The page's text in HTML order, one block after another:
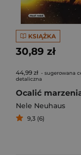
KSIĄŻKA
30,89 zł
44,99 zł - sugerowana
detaliczna
Nele Neuhaus
9,3 (6)